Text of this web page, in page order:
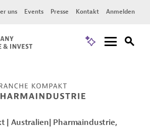
uns Events Presse Kontakt Anmelden
| Australien| Pharmaindustrie,